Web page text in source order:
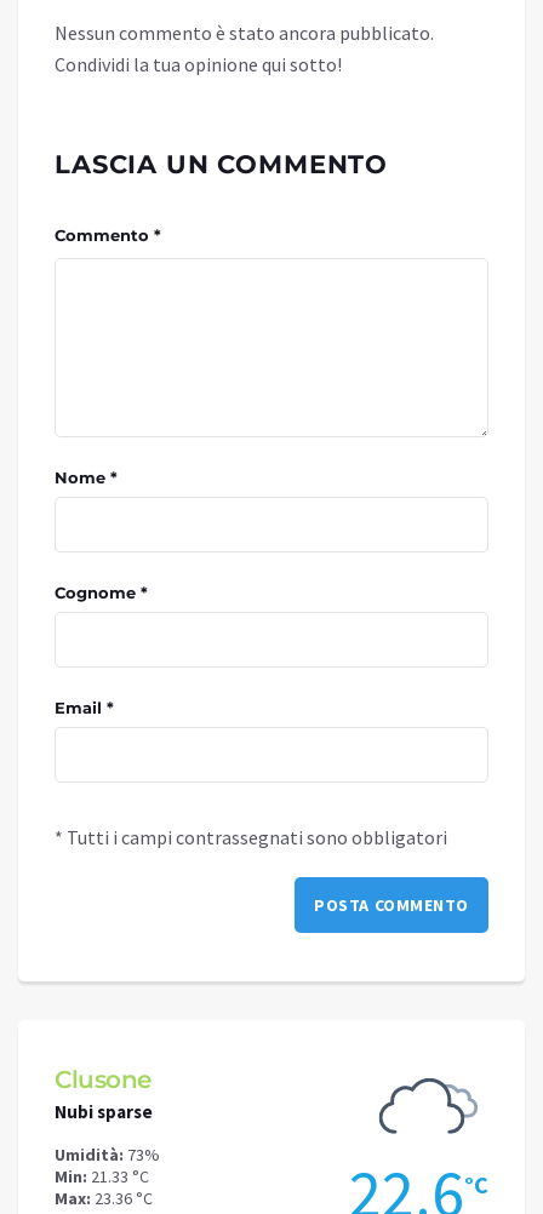
Nessun commento è stato ancora pubblicato.
Condividi la tua opinione qui sotto!
LASCIA UN COMMENTO
Commento *
Nome *
Cognome *
Email *
* Tutti i campi contrassegnati sono obbligatori
Clusone
Nubi sparse
Umidità: 73%
Min: 21.33 °C
Max: 23.36 °C 22.6°C